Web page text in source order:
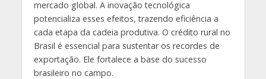
mercado global. A inovação tecnológica
potencializa esses efeitos, trazendo eficiência a
cada etapa da cadeia produtiva. O crédito rural no
Brasil é essencial para sustentar os recordes de
exportação. Ele fortalece a base do sucesso
brasileiro no campo.